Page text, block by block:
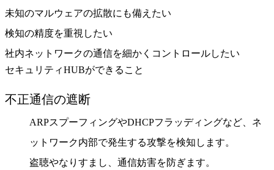
未知のマルウェアの拡散にも備えたい
検知の精度を重視したい
社内ネットワークの通信を細かくコントロールしたい
セキュリティHUBができること
不正通信の遮断
ARPスプーフィングやDHCPフラッディングなど、ネ
ットワーク内部で発生する攻撃を検知します。
盗聴やなりすまし、通信妨害を防ぎます。